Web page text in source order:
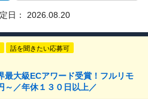
日： 2026.08.20
話を聞きたい応募可
最大級ECアワード受賞！フルリモ
／年休１３０日以上／